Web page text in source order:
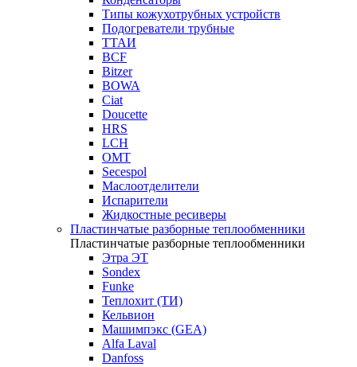
Типы кожухотрубных устройств
Подогреватели трубные
ТТАИ
BCF
Bitzer
BOWA
Ciat
Doucette
HRS
LCH
OMT
Secespol
Маслоотделители
Испарители
Жидкостные ресиверы
Пластинчатые разборные теплообменники
Пластинчатые разборные теплообменники
Этра ЭТ
Sondex
Funke
Теплохит (ТИ)
Кельвион
Машимпэкс (GEA)
Alfa Laval
Danfoss